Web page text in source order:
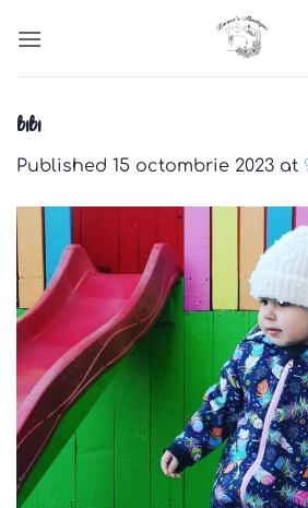
bibi
Published 15 octombrie 2023 at